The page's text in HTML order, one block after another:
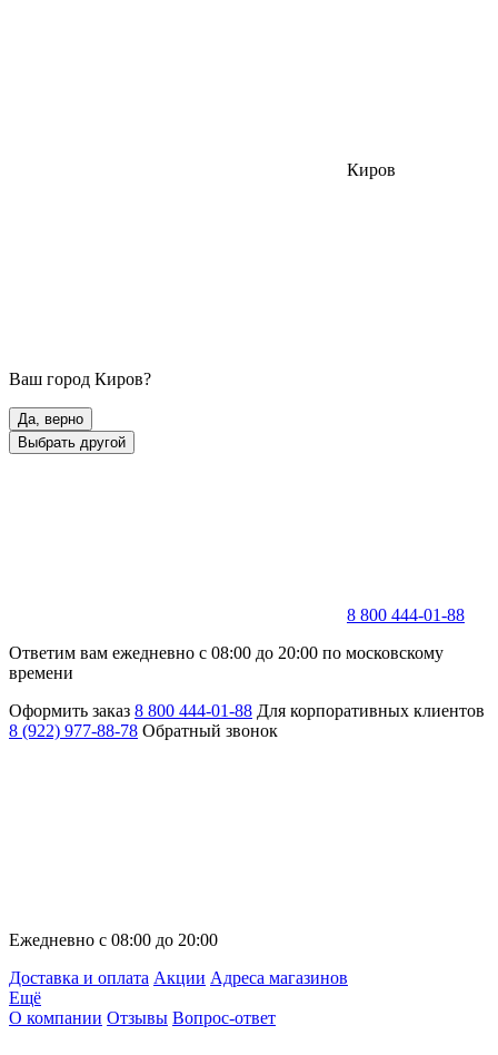
Киров
Ваш город Киров?
Да, верно
Выбрать другой
8 800 444-01-88
Ответим вам ежедневно с 08:00 до 20:00 по московскому
времени
Оформить заказ 8 800 444-01-88 Для корпоративных клиентов
8 (922) 977-88-78 Обратный звонок
Ежедневно с 08:00 до 20:00
Доставка и оплата Акции Адреса магазинов
Ещё
О компании Отзывы Вопрос-ответ